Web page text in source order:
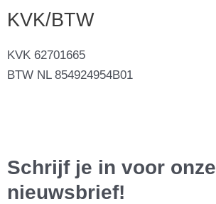
KVK/BTW
KVK 62701665
BTW NL 854924954B01
Schrijf je in voor onze
nieuwsbrief!